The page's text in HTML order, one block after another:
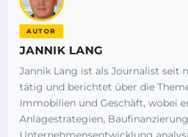
AUTOR
JANNIK LANG
Jannik Lang ist als Journalist seit
tätig und berichtet über die
Immobilien und Geschäft, wobei
Anlagestrategien,